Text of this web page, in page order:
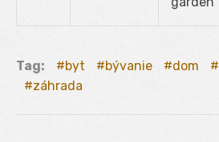
Tag: byt bývanie dom
záhrada